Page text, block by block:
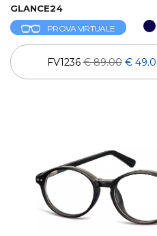
GLANCE24
PROVA VIRTUALE
FV1236€ 89.00 €